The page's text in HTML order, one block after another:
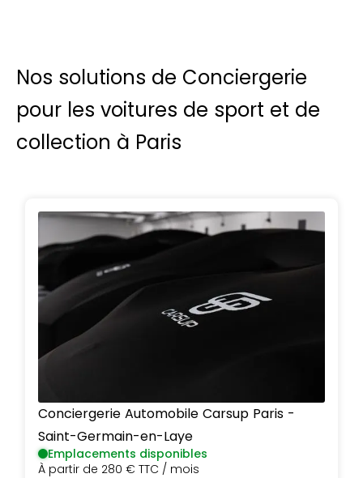
Nos solutions de Conciergerie
pour les voitures de sport et de
collection à Paris
Conciergerie Automobile Carsup Paris -
Saint-Germain-en-Laye
Emplacements disponibles
À partir de 280 € TTC / mois